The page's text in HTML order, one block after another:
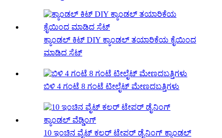
ಕ್ಯಾಂಡಲ್ ಕಿಟ್ DIY ಕ್ಯಾಂಡಲ್ ತಯಾರಿಕೆಯ ಕೈಯಿಂದ
ಮಾಡಿದ ಸೆಟ್
ಬಿಳಿ 4 ಗಂಟೆ 8 ಗಂಟೆ ಟೀಲೈಟ್ ಮೇಣದಬತ್ತಿಗಳು
10 ಇಂಚಿನ ವೈಟ್ ಕಲರ್ ಟೇಪರ್ ಡೈನಿಂಗ್ ಕ್ಯಾಂಡಲ್